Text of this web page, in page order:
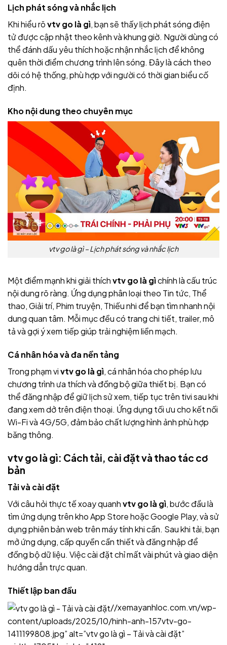
Lịch phát sóng và nhắc lịch
Khi hiểu rõvtv go là gì, bạn sẽ thấy lịch phát sóng điện
tử được cập nhật theo kênh và khung giờ. Người dùng có
thể đánh dấu yêu thích hoặc nhận nhắc lịch để không
quên thời điểm chương trình lên sóng. Đây là cách theo
dõi có hệ thống, phù hợp với người có thời gian biểu cố
định.
Kho nội dung theo chuyên mục
vtv go là gì – Lịch phát sóng và nhắc lịch
Một điểm mạnh khi giải thíchvtv go là gìchính là cấu trúc
nội dung rõ ràng. Ứng dụng phân loại theo Tin tức, Thể
thao, Giải trí, Phim truyện, Thiếu nhi để bạn tìm nhanh nội
dung quan tâm. Mỗi mục đều có trang chi tiết, trailer, mô
tả và gợi ý xem tiếp giúp trải nghiệm liền mạch.
Cá nhân hóa và đa nền tảng
Trong phạm vivtv go là gì, cá nhân hóa cho phép lưu
chương trình ưa thích và đồng bộ giữa thiết bị. Bạn có
thể đăng nhập để giữ lịch sử xem, tiếp tục trên tivi sau khi
đang xem dở trên điện thoại. Ứng dụng tối ưu cho kết nối
Wi-Fi và 4G/5G, đảm bảo chất lượng hình ảnh phù hợp
băng thông.
vtv go là gì: Cách tải, cài đặt và thao tác cơ
bản
Tải và cài đặt
Với câu hỏi thực tế xoay quanhvtv go là gì, bước đầu là
tìm ứng dụng trên kho App Store hoặc Google Play, và sử
dụng phiên bản web trên máy tính khi cần. Sau khi tải, bạn
mở ứng dụng, cấp quyền cần thiết và đăng nhập để
đồng bộ dữ liệu. Việc cài đặt chỉ mất vài phút và giao diện
hướng dẫn trực quan.
Thiết lập ban đầu
//xemayanhloc.com.vn/wp-
content/uploads/2025/10/hinh-anh-157vtv-go-
1411199808.jpg” alt=”vtv go là gì – Tải và cài đặt”